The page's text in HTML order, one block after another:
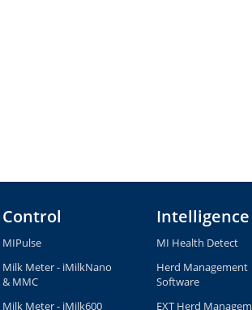
Control
MIPulse
Milk Meter - iMilkNano
& MMC
Milk Meter - iMilk600
Intelligence
MI Health Detect
Herd Management
Software
EXT Herd